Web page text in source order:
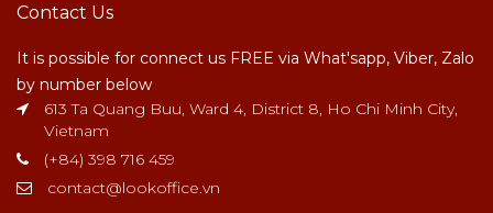
Contact Us
It is possible for connect us FREE via What'sapp, Viber, Zalo
by number below
613 Ta Quang Buu, Ward 4, District 8, Ho Chi Minh City,
Vietnam
(+84) 398 716 459
contact@lookoffice.vn